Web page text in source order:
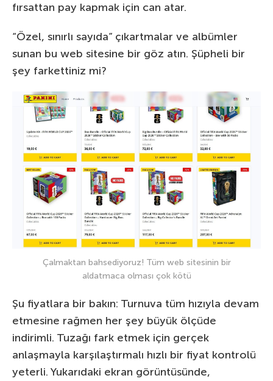
fırsattan pay kapmak için can atar.
“Özel, sınırlı sayıda” çıkartmalar ve albümler
sunan bu web sitesine bir göz atın. Şüpheli bir
şey farkettiniz mi?
Çalmaktan bahsediyoruz! Tüm web sitesinin bir
aldatmaca olması çok kötü
Şu fiyatlara bir bakın: Turnuva tüm hızıyla devam
etmesine rağmen her şey büyük ölçüde
indirimli. Tuzağı fark etmek için gerçek
anlaşmayla karşılaştırmalı hızlı bir fiyat kontrolü
yeterli. Yukarıdaki ekran görüntüsünde,